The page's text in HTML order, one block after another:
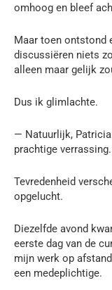
omhoog en bleef
Maar toen ontstond
discussiëren niets
alleen maar gelijk
Dus ik glimlachte.
— Natuurlijk,
prachtige verrassing.
Tevredenheid
opgelucht.
Diezelfde avond
eerste dag van de
mijn werk op
een medeplichtige.